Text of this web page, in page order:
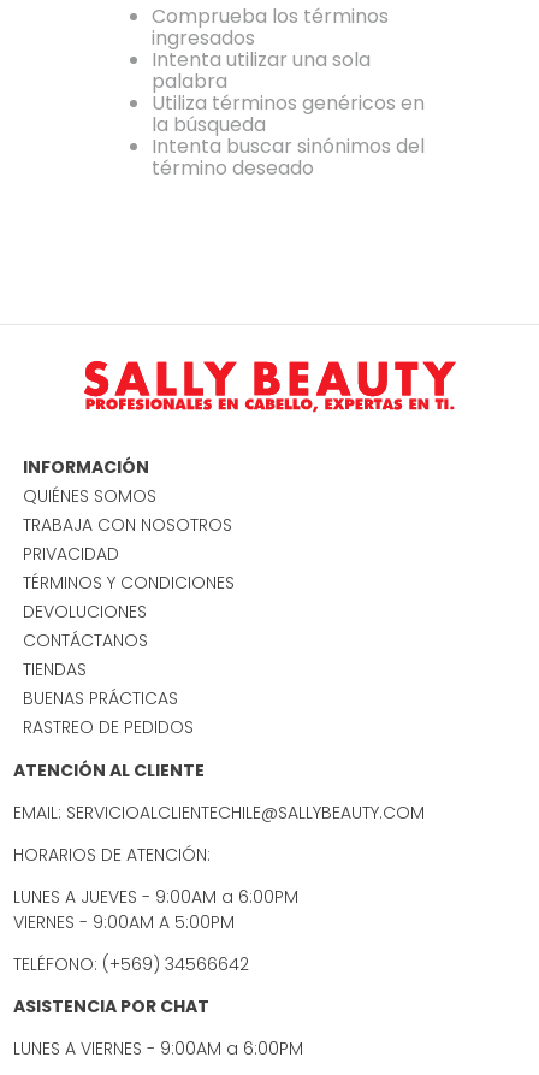
Comprueba los términos
ingresados
Intenta utilizar una sola
palabra
Utiliza términos genéricos en
la búsqueda
Intenta buscar sinónimos del
término deseado
INFORMACIÓN
QUIÉNES SOMOS
TRABAJA CON NOSOTROS
PRIVACIDAD
TÉRMINOS Y CONDICIONES
DEVOLUCIONES
CONTÁCTANOS
TIENDAS
BUENAS PRÁCTICAS
RASTREO DE PEDIDOS
ATENCIÓN AL CLIENTE
EMAIL: SERVICIOALCLIENTECHILE@SALLYBEAUTY.COM
HORARIOS DE ATENCIÓN:
LUNES A JUEVES - 9:00AM a 6:00PM
VIERNES - 9:00AM A 5:00PM
TELÉFONO: (+569) 34566642
ASISTENCIA POR CHAT
LUNES A VIERNES - 9:00AM a 6:00PM